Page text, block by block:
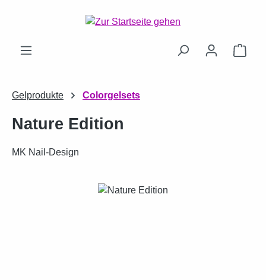
Zum Hauptinhalt springen
Gelprodukte Colorgelsets
Nature Edition
MK Nail-Design
Bildergalerie überspringen